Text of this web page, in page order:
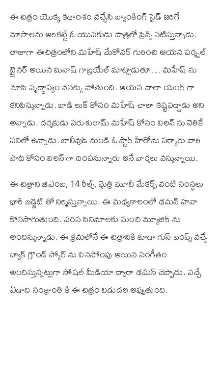
ఈ చిత్రం యొక్క కథాంశం వచ్చేసి బ్యాంకింగ్ సైడ్ జరిగే
మోసాలను అరికట్టే ఓ యువకుడు పాత్రలో ప్రిన్స్ నటిస్తున్నాడు.
తాజాగా ఈచిత్రంలోని మహేష్ మేకోవర్ గురించి ఆయన పర్శ్నల్
ట్రైనర్ అయిన మినాష్ గాబ్రియేల్ మాట్లాడుతూ… మహేష్ ను
చూసి వృద్ధాప్యం వెనక్కు పోతుంది. ఆయన చాలా యంగ్ గా
కనిపిస్తున్నాడు. బాడి లుక్ కోసం మహేష్ చాలా కష్టపడ్డాడు అని
అన్నాడు. దర్శకుడు పరుశురామ్ మహేష్ కోసం విలన్ ను వెతికే
పనిలో ఉన్నాడు. బాలీవుడ్ నుండి ఓ స్టార్ హీరోను సర్కారు వారి
పాట కోసం విలన్ గా దింపనున్నారు అనే వార్తలు వస్తున్నాయి.
ఈ చిత్రాని జి‌ఎం‌బి, 14 రీల్స్, మైత్రి మూవీ మేకర్స్ వంటి సంస్థలు
భారీ బడ్జెట్ తో నిర్మిస్తున్నాయి. ఈ మధ్యకాలంలో థమన్ హవా
కొనసాగుతుంది. వరస సినిమాలకు మంచి మ్యూజిక్ ను
అందిస్తున్నాడు. ఈ క్రమలోనే ఈ చిత్రానికి కూడా గుస్ బంప్స్ వచ్చే
బ్యాక్ గ్రౌండ్ స్కోర్ ను వినసోంపు అయిన సంగీతం
అందిస్తున్నట్లుగా సోషల్ మీడియా ద్వారా థమన్ చెప్పాడు. వచ్చే
ఏడాది సంక్రాంతి కి ఈ చిత్రం విడుదల అవ్వుతుంది.